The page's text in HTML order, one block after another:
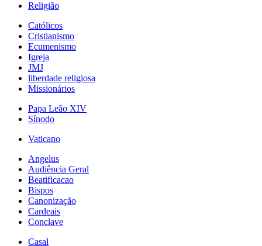
Religião
Católicos
Cristianismo
Ecumenismo
Igreja
JMJ
liberdade religiosa
Missionários
Papa Leão XIV
Sínodo
Vaticano
Angelus
Audiência Geral
Beatificacao
Bispos
Canonização
Cardeais
Conclave
Casal